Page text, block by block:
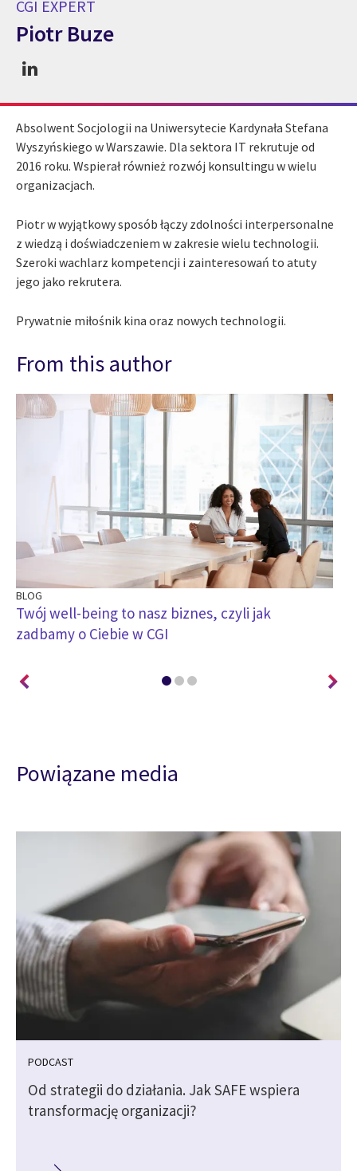
CGI EXPERT
Piotr Buze
CGI Expert Piotr Buze
Absolwent Socjologii na Uniwersytecie Kardynała Stefana
Wyszyńskiego w Warszawie. Dla sektora IT rekrutuje od
2016 roku. Wspierał również rozwój konsultingu w wielu
organizacjach.
Piotr w wyjątkowy sposób łączy zdolności interpersonalne
z wiedzą i doświadczeniem w zakresie wielu technologii.
Szeroki wachlarz kompetencji i zainteresowań to atuty
jego jako rekrutera.
Prywatnie miłośnik kina oraz nowych technologii.
From this author
BLOG
Twój well-being to nasz biznes, czyli jak
zadbamy o Ciebie w CGI
Powiązane media
PODCAST
Od strategii do działania. Jak SAFE wspiera
transformację organizacji?